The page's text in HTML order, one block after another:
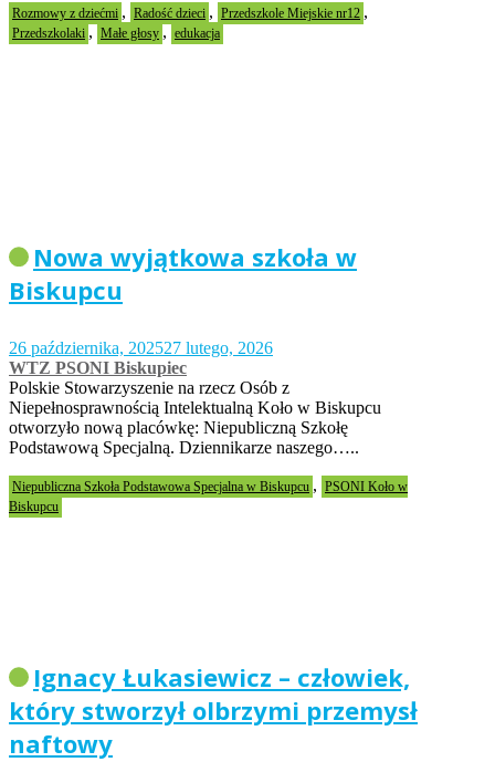
Rozmowy z dziećmi , Radość dzieci , Przedszkole Miejskie nr12 ,
Przedszkolaki , Małe głosy , edukacja
Nowa wyjątkowa szkoła w
Biskupcu
26 października, 202527 lutego, 2026
WTZ PSONI Biskupiec
Polskie Stowarzyszenie na rzecz Osób z
Niepełnosprawnością Intelektualną Koło w Biskupcu
otworzyło nową placówkę: Niepubliczną Szkołę
Podstawową Specjalną. Dziennikarze naszego…..
Niepubliczna Szkoła Podstawowa Specjalna w Biskupcu , PSONI Koło w
Biskupcu
Ignacy Łukasiewicz – człowiek,
który stworzył olbrzymi przemysł
naftowy